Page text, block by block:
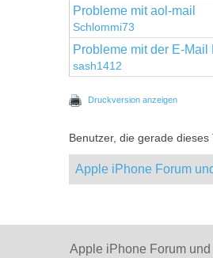
Probleme mit aol-mail
Schlommi73
Probleme mit der E-Mail
sash1412
Druckversion anzeigen
Benutzer, die gerade
Apple iPhone Forum
Apple iPhone Forum